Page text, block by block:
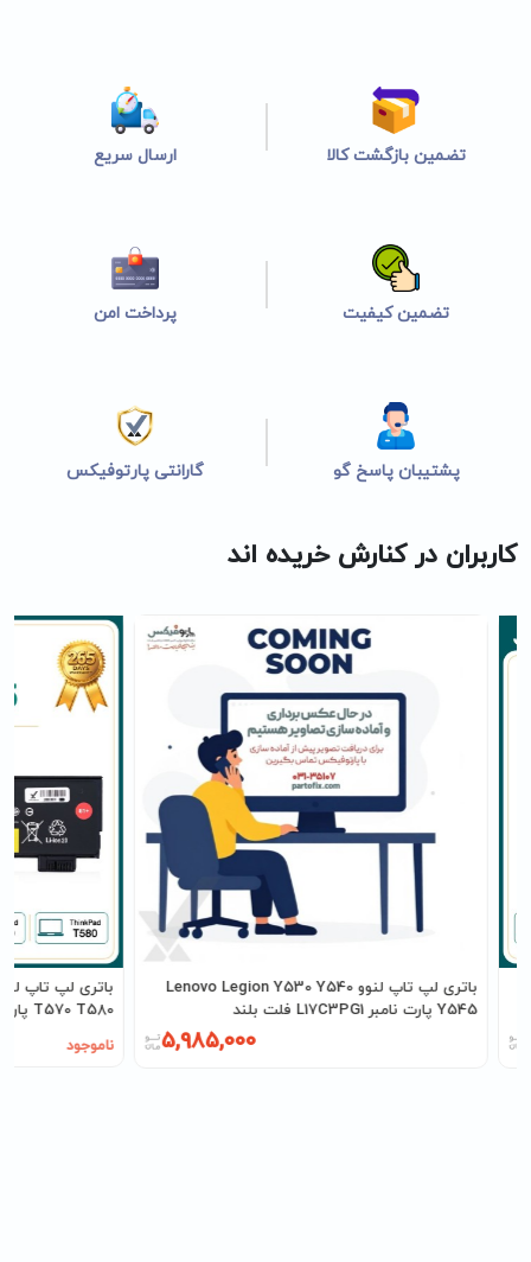
تضمین بازگشت کالا ارسال سریع
تضمین کیفیت پرداخت امن
پشتیبان پاسخ گو گارانتی پارتوفیکس
کاربران در کنارش خریده اند
باتری لپ تاپ لنوو Lenovo Legion Y530 Y540
Y545 پارت نامبر L17C3PG1 فلت بلند
5,985,000
T570 T580 پارت نامبر 01AV425
ناموجود